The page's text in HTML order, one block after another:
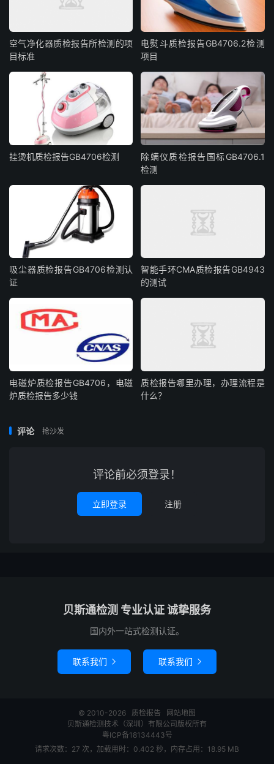
空气净化器质检报告所检测的项
目标准
电熨斗质检报告GB4706.2检测
项目
挂烫机质检报告GB4706检测
除螨仪质检报告国标GB4706.1
检测
吸尘器质检报告GB4706检测认
证
智能手环CMA质检报告GB4943
的测试
电磁炉质检报告GB4706，电磁
炉质检报告多少钱
质检报告哪里办理，办理流程是
什么？
评论 抢沙发
评论前必须登录！
立即登录 注册
贝斯通检测 专业认证 诚挚服务
国内外一站式检测认证。
联系我们  联系我们 
© 2010-2026 质检报告
网站地图
贝斯通检测技术（深圳）有限公司版权所有
粤ICP备18134443号
请求次数：27 次，加载用时：0.402 秒，内存占用：18.95 MB